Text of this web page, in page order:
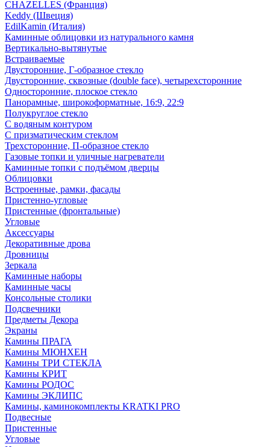
CHAZELLES (Франция)
Keddy (Швеция)
EdilKamin (Италия)
Каминные облицовки из натурального камня
Вертикально-вытянутые
Встраиваемые
Двусторонние, Г-образное стекло
Двусторонние, сквозные (double face), четырехсторонние
Односторонние, плоское стекло
Панорамные, широкоформатные, 16:9, 22:9
Полукруглое стекло
С водяным контуром
С призматическим стеклом
Трехсторонние, П-образное стекло
Газовые топки и уличные нагреватели
Каминные топки с подъёмом дверцы
Облицовки
Встроенные, рамки, фасады
Пристенно-угловые
Пристенные (фронтальные)
Угловые
Аксессуары
Декоративные дрова
Дровницы
Зеркала
Каминные наборы
Каминные часы
Консольные столики
Подсвечники
Предметы Декора
Экраны
Камины ПРАГА
Камины МЮНХЕН
Камины ТРИ СТЕКЛА
Камины КРИТ
Камины РОДОС
Камины ЭКЛИПС
Камины, каминокомплекты KRATKI PRO
Подвесные
Пристенные
Угловые